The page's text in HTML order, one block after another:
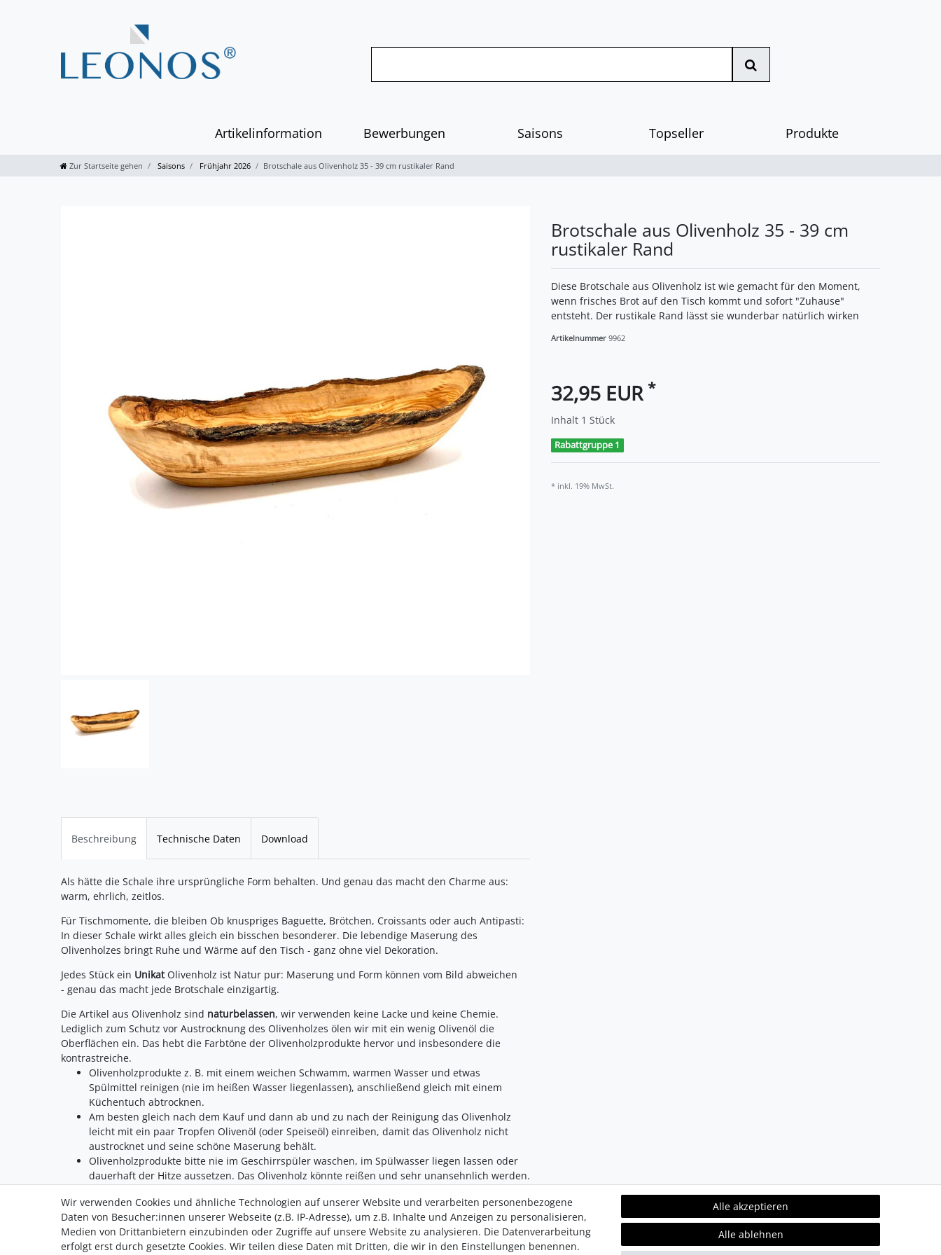
Artikelinformation Bewerbungen Saisons Topseller Produkte
Zur Startseite gehen Saisons Frühjahr 2026 Brotschale aus Olivenholz 35 - 39 cm rustikaler Rand
Brotschale aus Olivenholz 35 - 39 cm
rustikaler Rand
Diese Brotschale aus Olivenholz ist wie gemacht für den Moment,
wenn frisches Brot auf den Tisch kommt und sofort "Zuhause"
entsteht. Der rustikale Rand lässt sie wunderbar natürlich wirken
Artikelnummer 9962
32,95 EUR *
Inhalt 1 Stück
Rabattgruppe 1
* inkl. 19% MwSt.
Beschreibung Technische Daten Download
Als hätte die Schale ihre ursprüngliche Form behalten. Und genau das macht den Charme aus:
warm, ehrlich, zeitlos.
Für Tischmomente, die bleiben Ob knuspriges Baguette, Brötchen, Croissants oder auch Antipasti:
In dieser Schale wirkt alles gleich ein bisschen besonderer. Die lebendige Maserung des
Olivenholzes bringt Ruhe und Wärme auf den Tisch - ganz ohne viel Dekoration.
Jedes Stück ein UnikatOlivenholz ist Natur pur: Maserung und Form können vom Bild abweichen
- genau das macht jede Brotschale einzigartig.
Die Artikel aus Olivenholz sind naturbelassen, wir verwenden keine Lacke und keine Chemie.
Lediglich zum Schutz vor Austrocknung des Olivenholzes ölen wir mit ein wenig Olivenöl die
Oberflächen ein. Das hebt die Farbtöne der Olivenholzprodukte hervor und insbesondere die
kontrastreiche.
Olivenholzprodukte z. B. mit einem weichen Schwamm, warmen Wasser und etwas
Spülmittel reinigen (nie im heißen Wasser liegenlassen), anschließend gleich mit einem
Küchentuch abtrocknen.
Am besten gleich nach dem Kauf und dann ab und zu nach der Reinigung das Olivenholz
leicht mit ein paar Tropfen Olivenöl (oder Speiseöl) einreiben, damit das Olivenholz nicht
austrocknet und seine schöne Maserung behält.
Olivenholzprodukte bitte nie im Geschirrspüler waschen, im Spülwasser liegen lassen oder
dauerhaft der Hitze aussetzen. Das Olivenholz könnte reißen und sehr unansehnlich werden.
Wir verwenden Cookies und ähnliche Technologien auf unserer Website und verarbeiten personenbezogene
Daten von Besucher:innen unserer Webseite (z.B. IP-Adresse), um z.B. Inhalte und Anzeigen zu personalisieren,
Medien von Drittanbietern einzubinden oder Zugriffe auf unsere Website zu analysieren. Die Datenverarbeitung
erfolgt erst durch gesetzte Cookies. Wir teilen diese Daten mit Dritten, die wir in den Einstellungen benennen.
Alle akzeptieren
Alle ablehnen